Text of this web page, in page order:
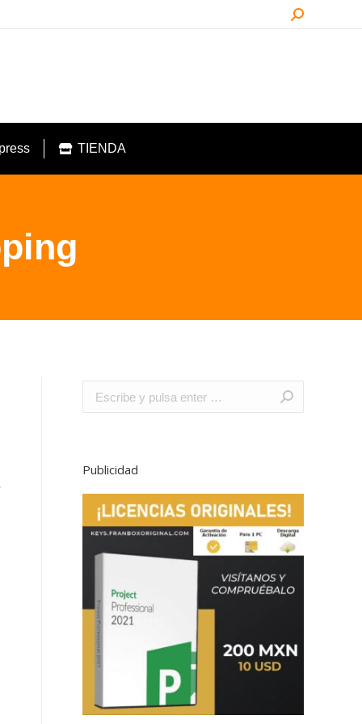
Buscar:
TIENDA
Publicidad